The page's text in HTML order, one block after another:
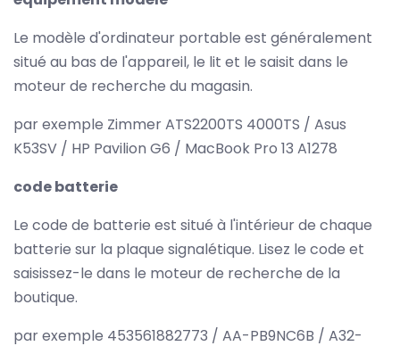
Le modèle d'ordinateur portable est généralement
situé au bas de l'appareil, le lit et le saisit dans le
moteur de recherche du magasin.
par exemple Zimmer ATS2200TS 4000TS / Asus
K53SV / HP Pavilion G6 / MacBook Pro 13 A1278
code batterie
Le code de batterie est situé à l'intérieur de chaque
batterie sur la plaque signalétique. Lisez le code et
saisissez-le dans le moteur de recherche de la
boutique.
par exemple 453561882773 / AA-PB9NC6B / A32-